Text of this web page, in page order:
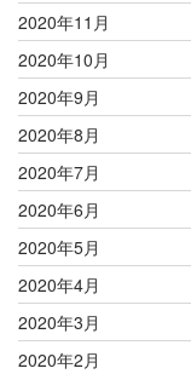
2020年11月
2020年10月
2020年9月
2020年8月
2020年7月
2020年6月
2020年5月
2020年4月
2020年3月
2020年2月